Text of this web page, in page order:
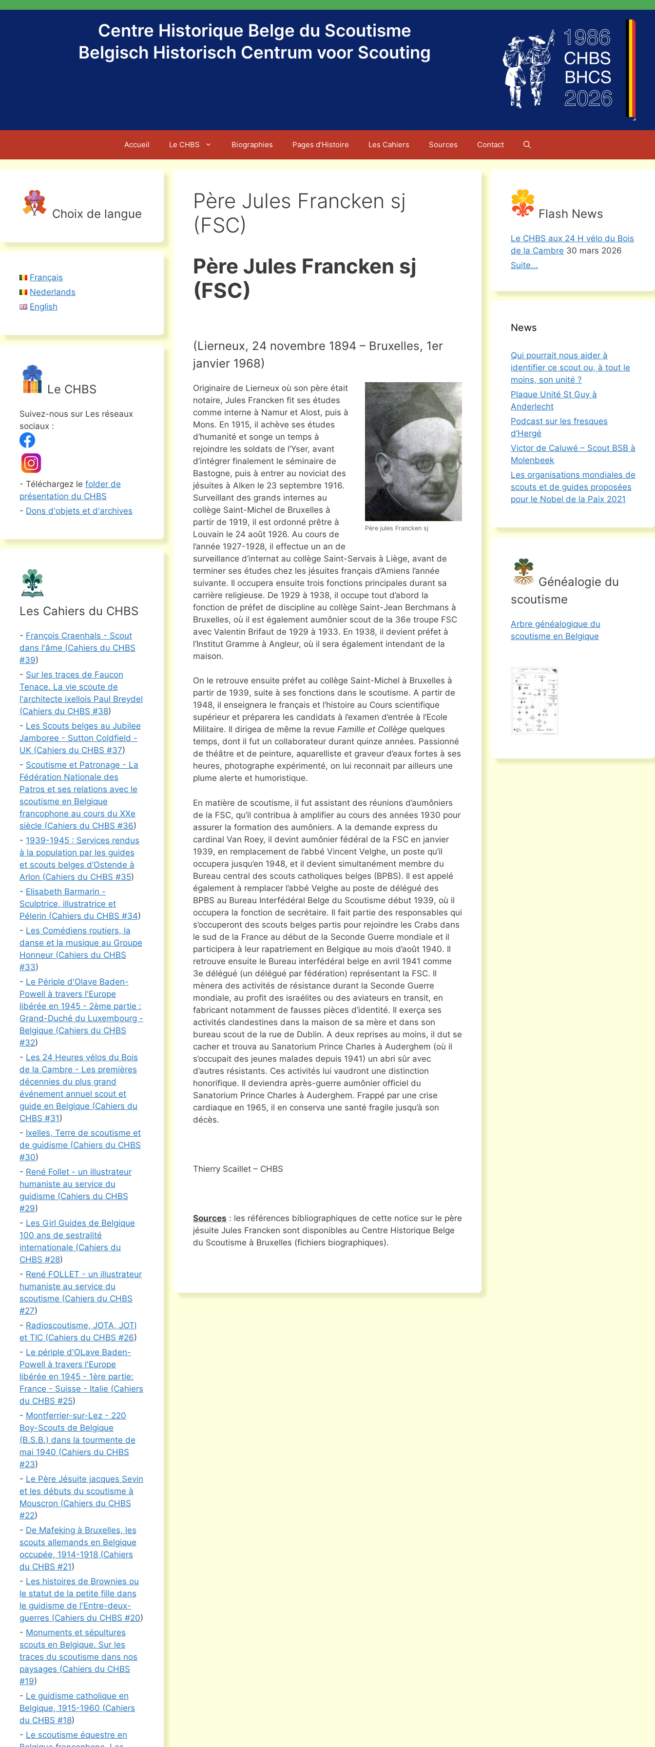
Centre Historique Belge du Scoutisme
Belgisch Historisch Centrum voor Scouting
Accueil Le CHBS Biographies Pages d’Histoire Les Cahiers Sources Contact
Père Jules Francken sj
(FSC)
Père Jules Francken sj
(FSC)
(Lierneux, 24 novembre 1894 – Bruxelles, 1er
janvier 1968)
Père jules Francken sj
Originaire de Lierneux où son père était
notaire, Jules Francken fit ses études
comme interne à Namur et Alost, puis à
Mons. En 1915, il achève ses études
d’humanité et songe un temps à
rejoindre les soldats de l’Yser, avant
d’intégrer finalement le séminaire de
Bastogne, puis à entrer au noviciat des
jésuites à Alken le 23 septembre 1916.
Surveillant des grands internes au
collège Saint-Michel de Bruxelles à
partir de 1919, il est ordonné prêtre à
Louvain le 24 août 1926. Au cours de
l’année 1927-1928, il effectue un an de
surveillance d’internat au collège Saint-Servais à Liège, avant de
terminer ses études chez les jésuites français d’Amiens l’année
suivante. Il occupera ensuite trois fonctions principales durant sa
carrière religieuse. De 1929 à 1938, il occupe tout d’abord la
fonction de préfet de discipline au collège Saint-Jean Berchmans à
Bruxelles, où il est également aumônier scout de la 36e troupe FSC
avec Valentin Brifaut de 1929 à 1933. En 1938, il devient préfet à
l’Institut Gramme à Angleur, où il sera également intendant de la
maison.
On le retrouve ensuite préfet au collège Saint-Michel à Bruxelles à
partir de 1939, suite à ses fonctions dans le scoutisme. A partir de
1948, il enseignera le français et l’histoire au Cours scientifique
supérieur et préparera les candidats à l’examen d’entrée à l’Ecole
Militaire. Il dirigea de même la revue Famille et Collège quelques
temps, dont il fut un collaborateur durant quinze années. Passionné
de théâtre et de peinture, aquarelliste et graveur d’eaux fortes à ses
heures, photographe expérimenté, on lui reconnait par ailleurs une
plume alerte et humoristique.
En matière de scoutisme, il fut assistant des réunions d’aumôniers
de la FSC, qu’il contribua à amplifier au cours des années 1930 pour
assurer la formation des aumôniers. A la demande express du
cardinal Van Roey, il devint aumônier fédéral de la FSC en janvier
1939, en remplacement de l’abbé Vincent Velghe, un poste qu’il
occupera jusqu’en 1948, et il devient simultanément membre du
Bureau central des scouts catholiques belges (BPBS). Il est appelé
également à remplacer l’abbé Velghe au poste de délégué des
BPBS au Bureau Interfédéral Belge du Scoutisme début 1939, où il
occupera la fonction de secrétaire. Il fait partie des responsables qui
s’occuperont des scouts belges partis pour rejoindre les Crabs dans
le sud de la France au début de la Seconde Guerre mondiale et il
participera à leur rapatriement en Belgique au mois d’août 1940. Il
retrouve ensuite le Bureau interfédéral belge en avril 1941 comme
3e délégué (un délégué par fédération) représentant la FSC. Il
mènera des activités de résistance durant la Seconde Guerre
mondiale, au profit des israélites ou des aviateurs en transit, en
fabricant notamment de fausses pièces d’identité. Il exerça ses
activités clandestines dans la maison de sa mère et dans son
bureau scout de la rue de Dublin. A deux reprises au moins, il dut se
cacher et trouva au Sanatorium Prince Charles à Auderghem (où il
s’occupait des jeunes malades depuis 1941) un abri sûr avec
d’autres résistants. Ces activités lui vaudront une distinction
honorifique. Il deviendra après-guerre aumônier officiel du
Sanatorium Prince Charles à Auderghem. Frappé par une crise
cardiaque en 1965, il en conserva une santé fragile jusqu’à son
décès.
Thierry Scaillet – CHBS
Sources : les références bibliographiques de cette notice sur le père
jésuite Jules Francken sont disponibles au Centre Historique Belge
du Scoutisme à Bruxelles (fichiers biographiques).
Choix de langue
Français
Nederlands
English
Le CHBS
Suivez-nous sur Les réseaux
sociaux :
- Téléchargez le folder de
présentation du CHBS
- Dons d'objets et d'archives
Les Cahiers du CHBS
- François Craenhals - Scout
dans l'âme (Cahiers du CHBS
#39)
- Sur les traces de Faucon
Tenace. La vie scoute de
l'architecte ixellois Paul Breydel
(Cahiers du CHBS #38)
- Les Scouts belges au Jubilee
Jamboree - Sutton Coldfield -
UK (Cahiers du CHBS #37)
- Scoutisme et Patronage - La
Fédération Nationale des
Patros et ses relations avec le
scoutisme en Belgique
francophone au cours du XXe
siècle (Cahiers du CHBS #36)
- 1939-1945 : Services rendus
à la population par les guides
et scouts belges d’Ostende à
Arlon (Cahiers du CHBS #35)
- Elisabeth Barmarin -
Sculptrice, illustratrice et
Pélerin (Cahiers du CHBS #34)
- Les Comédiens routiers, la
danse et la musique au Groupe
Honneur (Cahiers du CHBS
#33)
- Le Périple d'Olave Baden-
Powell à travers l'Europe
libérée en 1945 - 2ème partie :
Grand-Duché du Luxembourg -
Belgique (Cahiers du CHBS
#32)
- Les 24 Heures vélos du Bois
de la Cambre - Les premières
décennies du plus grand
événement annuel scout et
guide en Belgique (Cahiers du
CHBS #31)
- Ixelles, Terre de scoutisme et
de guidisme (Cahiers du CHBS
#30)
- René Follet - un illustrateur
humaniste au service du
guidisme (Cahiers du CHBS
#29)
- Les Girl Guides de Belgique
100 ans de sestralité
internationale (Cahiers du
CHBS #28)
- René FOLLET - un illustrateur
humaniste au service du
scoutisme (Cahiers du CHBS
#27)
- Radioscoutisme, JOTA, JOTI
et TIC (Cahiers du CHBS #26)
- Le périple d'OLave Baden-
Powell à travers l'Europe
libérée en 1945 - 1ère partie:
France - Suisse - Italie (Cahiers
du CHBS #25)
- Montferrier-sur-Lez - 220
Boy-Scouts de Belgique
(B.S.B.) dans la tourmente de
mai 1940 (Cahiers du CHBS
#23)
- Le Père Jésuite jacques Sevin
et les débuts du scoutisme à
Mouscron (Cahiers du CHBS
#22)
- De Mafeking à Bruxelles, les
scouts allemands en Belgique
occupée, 1914-1918 (Cahiers
du CHBS #21)
- Les histoires de Brownies ou
le statut de la petite fille dans
le guidisme de l'Entre-deux-
guerres (Cahiers du CHBS #20)
- Monuments et sépultures
scouts en Belgique. Sur les
traces du scoutisme dans nos
paysages (Cahiers du CHBS
#19)
- Le guidisme catholique en
Belgique, 1915-1960 (Cahiers
du CHBS #18)
- Le scoutisme équestre en
Flash News
Le CHBS aux 24 H vélo du Bois
de la Cambre 30 mars 2026
Suite...
News
Qui pourrait nous aider à
identifier ce scout ou, à tout le
moins, son unité ?
Plaque Unité St Guy à
Anderlecht
Podcast sur les fresques
d’Hergé
Victor de Caluwé – Scout BSB à
Molenbeek
Les organisations mondiales de
scouts et de guides proposées
pour le Nobel de la Paix 2021
Généalogie du
scoutisme
Arbre généalogique du
scoutisme en Belgique